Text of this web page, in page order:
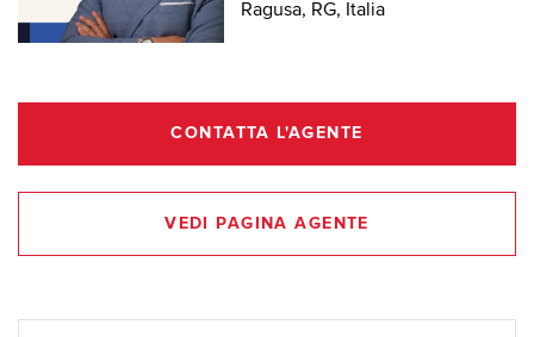
Ragusa, RG, Italia
CONTATTA L'AGENTE
VEDI PAGINA AGENTE